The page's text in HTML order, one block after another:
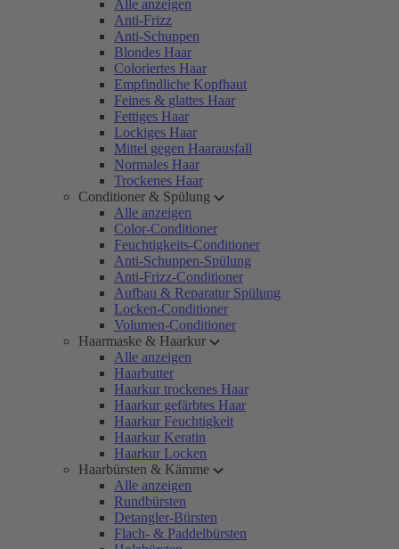
Alle anzeigen
Anti-Frizz
Anti-Schuppen
Blondes Haar
Coloriertes Haar
Empfindliche Kopfhaut
Feines & glattes Haar
Fettiges Haar
Lockiges Haar
Mittel gegen Haarausfall
Normales Haar
Trockenes Haar
Conditioner & Spülung
Alle anzeigen
Color-Conditioner
Feuchtigkeits-Conditioner
Anti-Schuppen-Spülung
Anti-Frizz-Conditioner
Aufbau & Reparatur Spülung
Locken-Conditioner
Volumen-Conditioner
Haarmaske & Haarkur
Alle anzeigen
Haarbutter
Haarkur trockenes Haar
Haarkur gefärbtes Haar
Haarkur Feuchtigkeit
Haarkur Keratin
Haarkur Locken
Haarbürsten & Kämme
Alle anzeigen
Rundbürsten
Detangler-Bürsten
Flach- & Paddelbürsten